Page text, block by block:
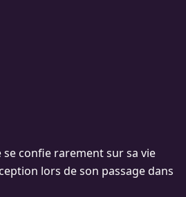
se confie rarement sur sa vie
lors de son passage dans